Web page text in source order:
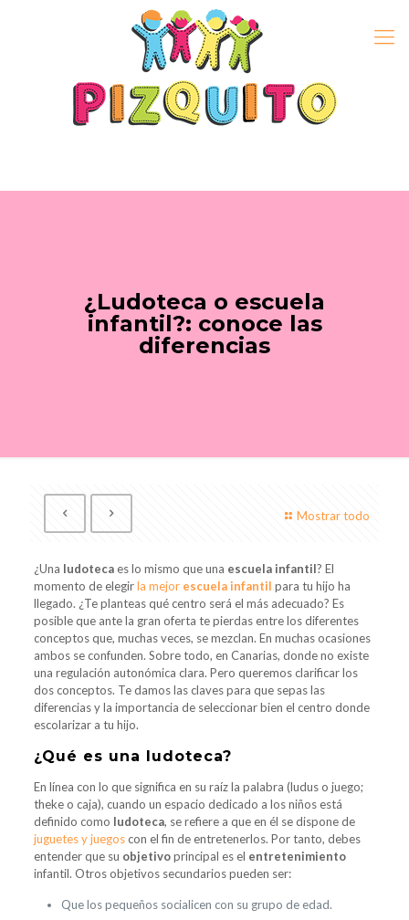
¿Ludoteca o escuela
infantil?: conoce las
diferencias
Mostrar todo
¿Una ludotecaes lo mismo que una escuela infantil? El
momento de elegirla mejor escuela infantil para tu hijo ha
llegado. ¿Te planteas qué centro será el más adecuado? Es
posible que ante la gran oferta te pierdas entre los diferentes
conceptos que, muchas veces, se mezclan. En muchas ocasiones
ambos se confunden. Sobre todo, en Canarias, donde no existe
una regulación autonómica clara. Pero queremos clarificar los
dos conceptos. Te damos las claves para que sepas las
diferencias y la importancia de seleccionar bien el centro donde
escolarizar a tu hijo.
¿Qué es una ludoteca?
En línea con lo que significa en su raíz la palabra (ludus o juego;
theke o caja), cuando un espacio dedicado a los niños está
definido como ludoteca, se refiere a que en él se dispone de
juguetes y juegoscon el fin de entretenerlos. Por tanto, debes
entender que su objetivoprincipal es el entretenimiento
infantil. Otros objetivos secundarios pueden ser:
Que los pequeños socialicen con su grupo de edad.